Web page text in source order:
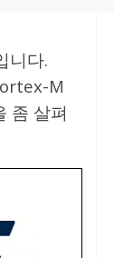
니다.
M
좀 살펴